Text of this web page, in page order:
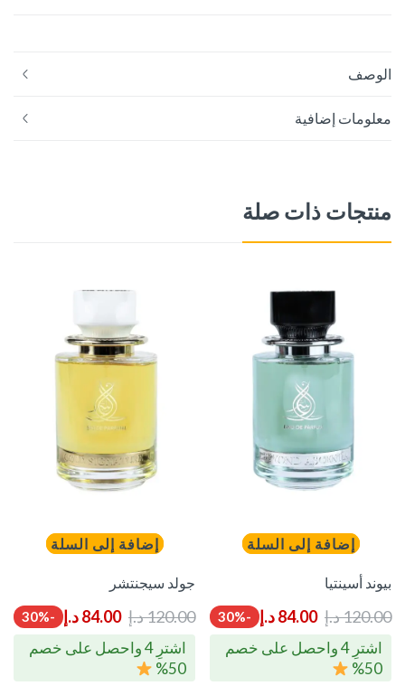
الوصف
معلومات إضافية
منتجات ذات صلة
إضافة إلى السلة
بيوند أسينتيا
120.00د.إ 84.00د.إ -30%
اشترِ 4 واحصل على خصم
50%
إضافة إلى السلة
جولد سيجنتشر
120.00د.إ 84.00د.إ -30%
اشترِ 4 واحصل على خصم
50%